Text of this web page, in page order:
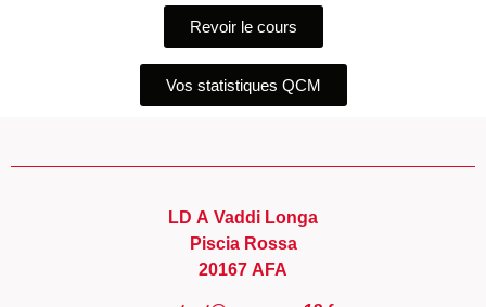
Revoir le cours
Vos statistiques QCM
LD A Vaddi Longa
Piscia Rossa
20167 AFA